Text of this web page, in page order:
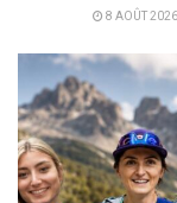
8 AOÛT 2026